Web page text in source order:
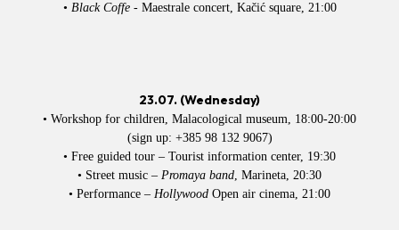
• Black Coffe- Maestrale concert, Kačić square, 21:00
23.07. (Wednesday)
• Workshop for children, Malacological museum, 18:00-20:00
(sign up: +385 98 132 9067)
• Free guided tour – Tourist information center, 19:30
• Street music – Promaya band, Marineta, 20:30
• Performance – Hollywood Open air cinema, 21:00